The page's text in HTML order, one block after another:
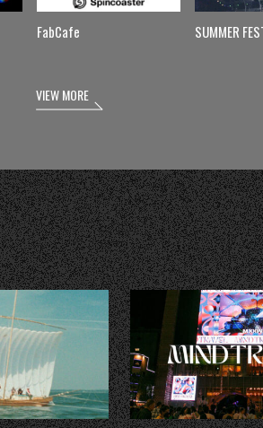
FabCafe SUMMER
VIEW MORE